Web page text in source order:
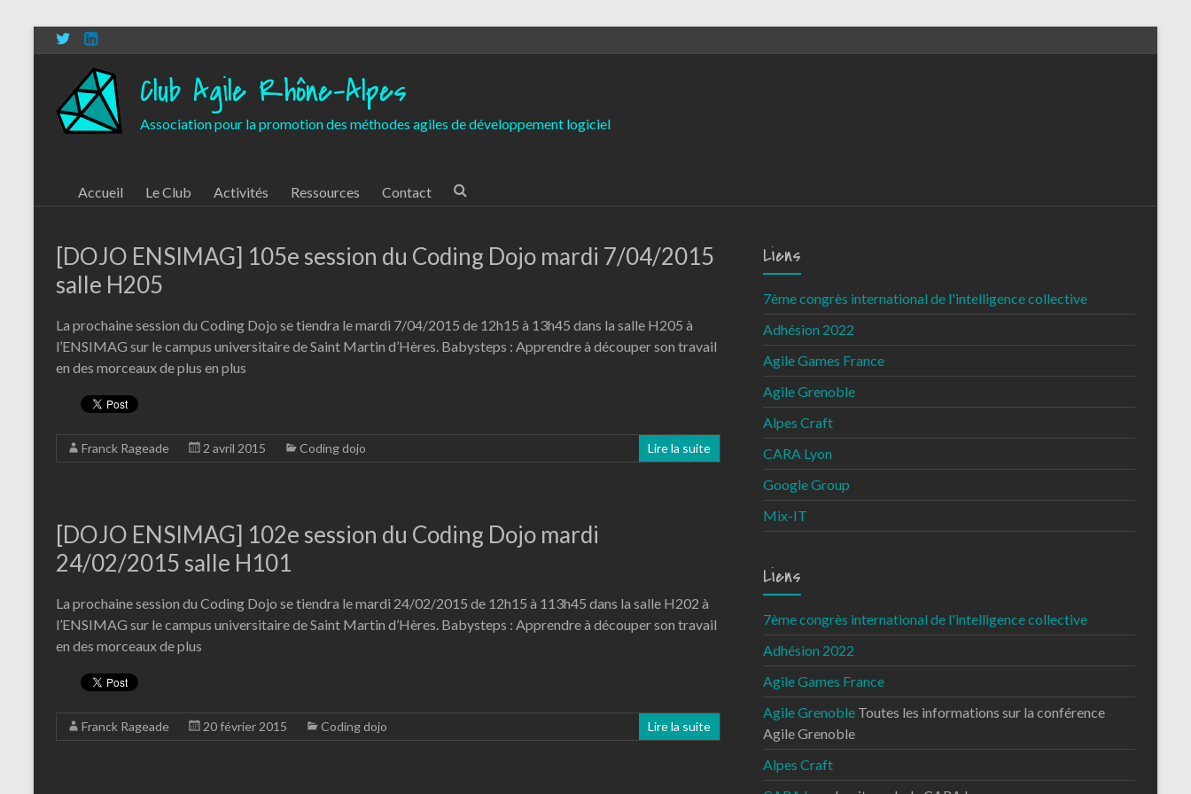
Aller
au
Club Agile Rhône-Alpes
Association pour la promotion des méthodes agiles de développement logiciel
Accueil Le Club Activités Ressources Contact
[DOJO ENSIMAG] 105e session du Coding Dojo mardi 7/04/2015
salle H205
La prochaine session du Coding Dojo se tiendra le mardi 7/04/2015 de 12h15 à 13h45 dans la salle H205 à
l’ENSIMAG sur le campus universitaire de Saint Martin d’Hères. Babysteps : Apprendre à découper son travail
en des morceaux de plus en plus
Franck Rageade 2 avril 2015 Coding dojo Lire la suite
[DOJO ENSIMAG] 102e session du Coding Dojo mardi
24/02/2015 salle H101
La prochaine session du Coding Dojo se tiendra le mardi 24/02/2015 de 12h15 à 113h45 dans la salle H202 à
l’ENSIMAG sur le campus universitaire de Saint Martin d’Hères. Babysteps : Apprendre à découper son travail
en des morceaux de plus
Franck Rageade 20 février 2015 Coding dojo Lire la suite
Liens
7ème congrès international de l'intelligence collective
Adhésion 2022
Agile Games France
Agile Grenoble
Alpes Craft
CARA Lyon
Google Group
Mix-IT
Liens
7ème congrès international de l'intelligence collective
Adhésion 2022
Agile Games France
Agile Grenoble Toutes les informations sur la conférence
Agile Grenoble
Alpes Craft